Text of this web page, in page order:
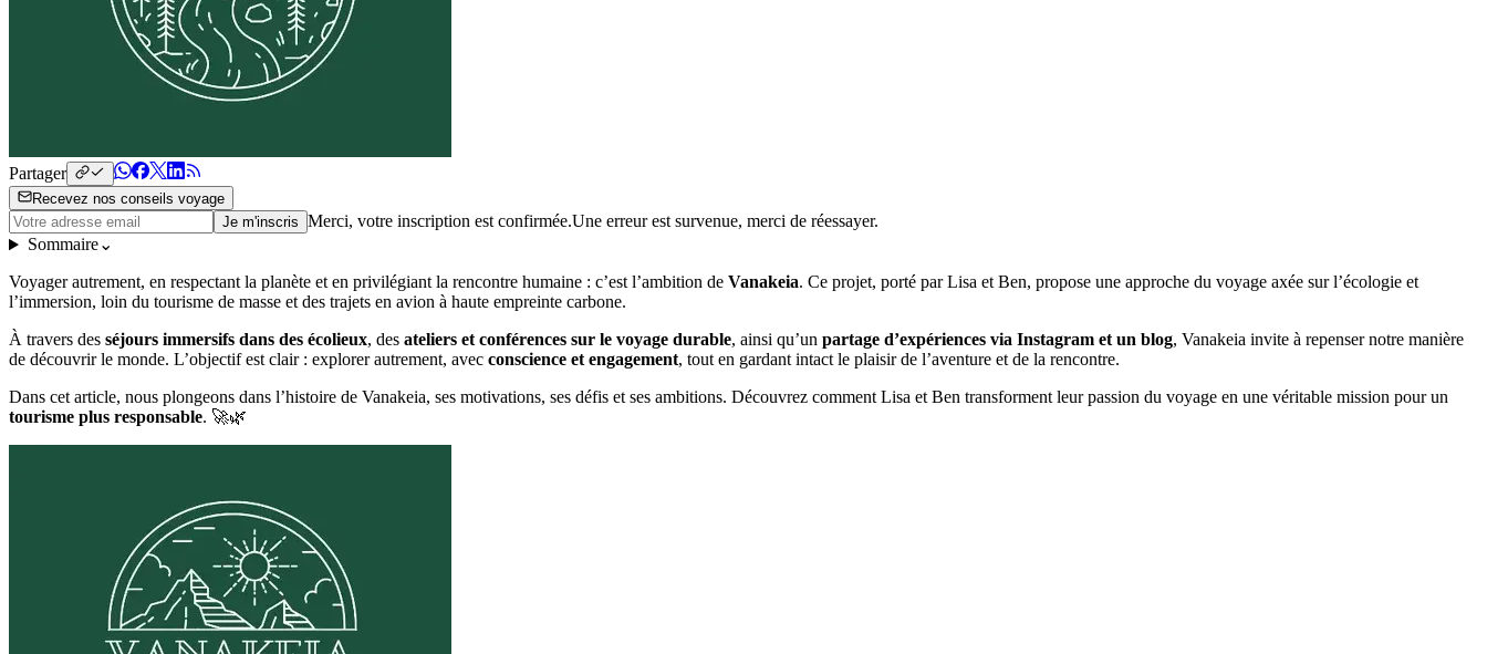
Partager
Recevez nos conseils voyage
Je m'inscris Merci, votre inscription est confirmée.Une erreur est survenue, merci de réessayer.
Sommaire⌄
Voyager autrement, en respectant la planète et en privilégiant la rencontre humaine : c’est l’ambition de Vanakeia. Ce projet, porté par Lisa et Ben, propose une approche du voyage axée sur l’écologie et
l’immersion, loin du tourisme de masse et des trajets en avion à haute empreinte carbone.
À travers des séjours immersifs dans des écolieux, des ateliers et conférences sur le voyage durable, ainsi qu’un partage d’expériences via Instagram et un blog, Vanakeia invite à repenser notre manière
de découvrir le monde. L’objectif est clair : explorer autrement, avec conscience et engagement, tout en gardant intact le plaisir de l’aventure et de la rencontre.
Dans cet article, nous plongeons dans l’histoire de Vanakeia, ses motivations, ses défis et ses ambitions. Découvrez comment Lisa et Ben transforment leur passion du voyage en une véritable mission pour un
tourisme plus responsable. 🚀🌿